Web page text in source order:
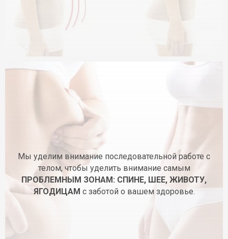
Мы уделим внимание последовательной работе с
телом, чтобы уделить внимание самым
ПРОБЛЕМНЫМ ЗОНАМ: СПИНЕ, ШЕЕ, ЖИВОТУ,
ЯГОДИЦАМ с заботой о вашем здоровье.